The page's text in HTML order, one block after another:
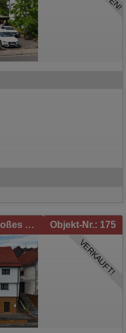
Lützelbach: VERKAUFT! - Großes Wohnhaus mit Hinterhaus, Garten und Garagen in Breitenbrunn Objekt-Nr.: 175
VERKAUFT!